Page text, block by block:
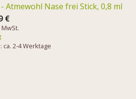
Atmewohl Nase frei Stick, 0,8 ml
€
ca. 2-4 Werktage